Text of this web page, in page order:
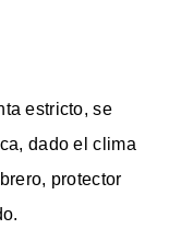
estricto, se
dado el clima
protector